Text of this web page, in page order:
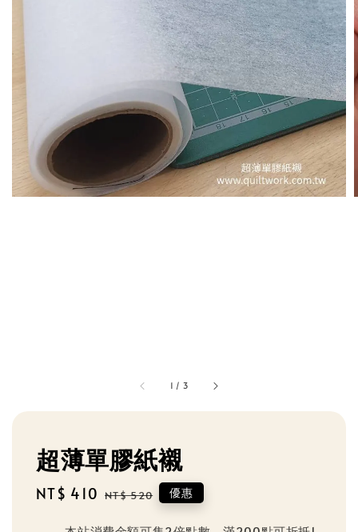
1 / 3
超薄單膠紙襯
Sale
NT$ 410 Regular
NT$ 520 優惠